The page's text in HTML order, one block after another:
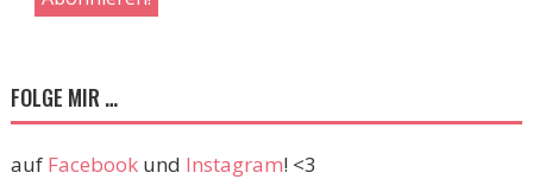
FOLGE MIR …
auf Facebookund Instagram! <3